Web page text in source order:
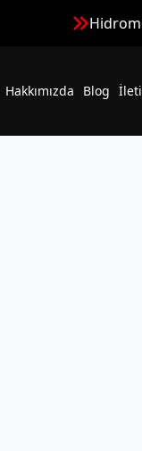
Hakkımızda Blog